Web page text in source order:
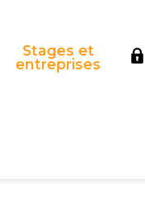
Stages et
entreprises